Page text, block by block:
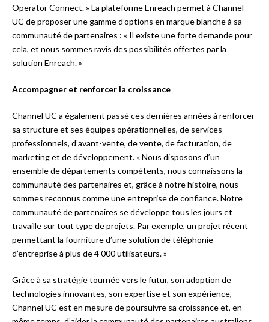
Operator Connect. » La plateforme Enreach permet à Channel
UC de proposer une gamme d’options en marque blanche à sa
communauté de partenaires : « Il existe une forte demande pour
cela, et nous sommes ravis des possibilités offertes par la
solution Enreach. »
Accompagner et renforcer la croissance
Channel UC a également passé ces dernières années à renforcer
sa structure et ses équipes opérationnelles, de services
professionnels, d’avant-vente, de vente, de facturation, de
marketing et de développement. « Nous disposons d’un
ensemble de départements compétents, nous connaissons la
communauté des partenaires et, grâce à notre histoire, nous
sommes reconnus comme une entreprise de confiance. Notre
communauté de partenaires se développe tous les jours et
travaille sur tout type de projets. Par exemple, un projet récent
permettant la fourniture d’une solution de téléphonie
d’entreprise à plus de 4 000 utilisateurs. »
Grâce à sa stratégie tournée vers le futur, son adoption de
technologies innovantes, son expertise et son expérience,
Channel UC est en mesure de poursuivre sa croissance et, en